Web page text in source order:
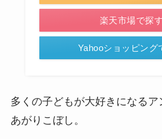
楽天市場で探す
Yahooショッピング
多くの子どもが大好きになるア
あがりこぼし。